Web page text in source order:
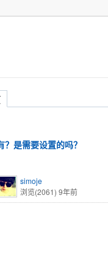
是需要设置的吗？
simoje
浏览(2061) 9年前